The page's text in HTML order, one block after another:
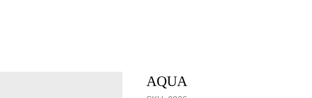
AQUA